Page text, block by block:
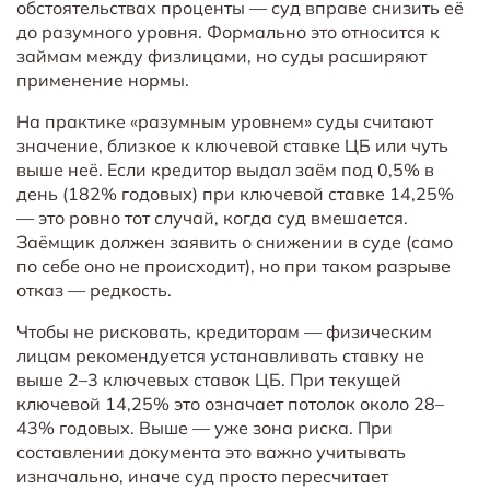
обстоятельствах проценты — суд вправе снизить её
до разумного уровня. Формально это относится к
займам между физлицами, но суды расширяют
применение нормы.
На практике «разумным уровнем» суды считают
значение, близкое к ключевой ставке ЦБ или чуть
выше неё. Если кредитор выдал заём под 0,5% в
день (182% годовых) при ключевой ставке 14,25%
— это ровно тот случай, когда суд вмешается.
Заёмщик должен заявить о снижении в суде (само
по себе оно не происходит), но при таком разрыве
отказ — редкость.
Чтобы не рисковать, кредиторам — физическим
лицам рекомендуется устанавливать ставку не
выше 2–3 ключевых ставок ЦБ. При текущей
ключевой 14,25% это означает потолок около 28–
43% годовых. Выше — уже зона риска. При
составлении документа это важно учитывать
изначально, иначе суд просто пересчитает